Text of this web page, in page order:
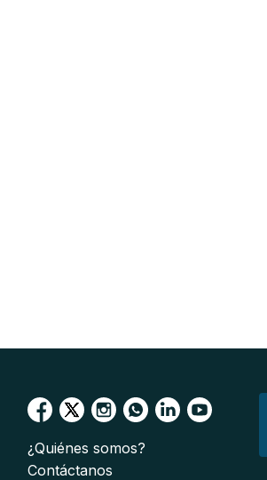
¿Quiénes somos?
Contáctanos